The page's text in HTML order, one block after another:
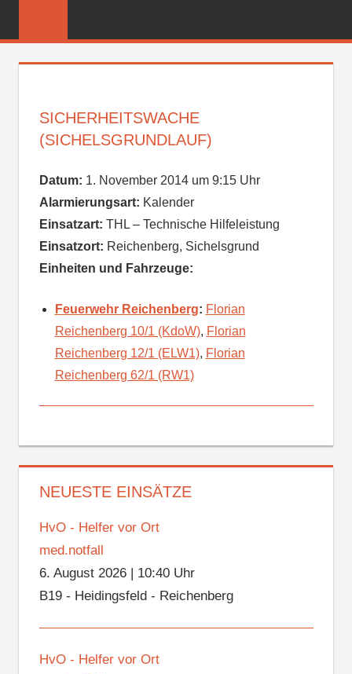
FEUERWEHR
SICHERHEITSWACHE
(SICHELSGRUNDLAUF)
Datum: 1. November 2014 um 9:15 Uhr
Alarmierungsart: Kalender
Einsatzart: THL – Technische Hilfeleistung
Einsatzort: Reichenberg, Sichelsgrund
Einheiten und Fahrzeuge:
Feuerwehr Reichenberg: Florian
Reichenberg 10/1 (KdoW), Florian
Reichenberg 12/1 (ELW1), Florian
Reichenberg 62/1 (RW1)
NEUESTE EINSÄTZE
HvO - Helfer vor Ort
med.notfall
6. August 2026| 10:40 Uhr
B19 - Heidingsfeld - Reichenberg
HvO - Helfer vor Ort